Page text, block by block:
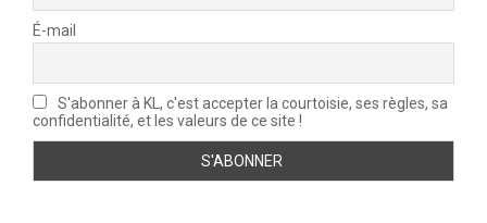
É-mail
S'abonner à KL, c'est accepter la courtoisie, ses règles, sa
confidentialité, et les valeurs de ce site !